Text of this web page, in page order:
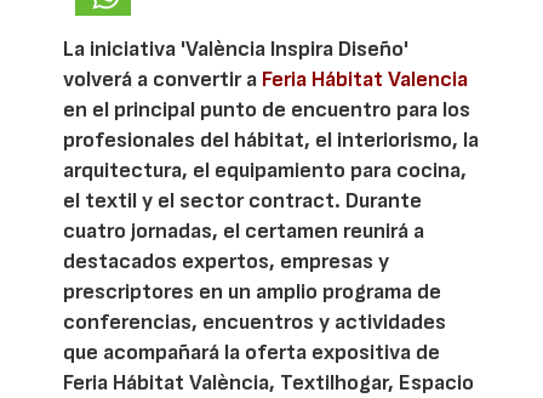
La iniciativa 'València Inspira Diseño'
volverá a convertir a Feria Hábitat Valencia
en el principal punto de encuentro para los
profesionales del hábitat, el interiorismo, la
arquitectura, el equipamiento para cocina,
el textil y el sector contract. Durante
cuatro jornadas, el certamen reunirá a
destacados expertos, empresas y
prescriptores en un amplio programa de
conferencias, encuentros y actividades
que acompañará la oferta expositiva de
Feria Hábitat València, Textilhogar, Espacio